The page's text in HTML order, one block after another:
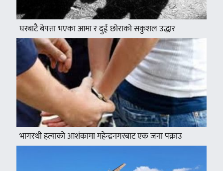
घरबाटै बेपत्ता भएका आमा र दुई छोराको सकुशल उद्धार
भागरथी हत्याको आशंकामा महेन्द्रनगरबाट एक जना पक्राउ